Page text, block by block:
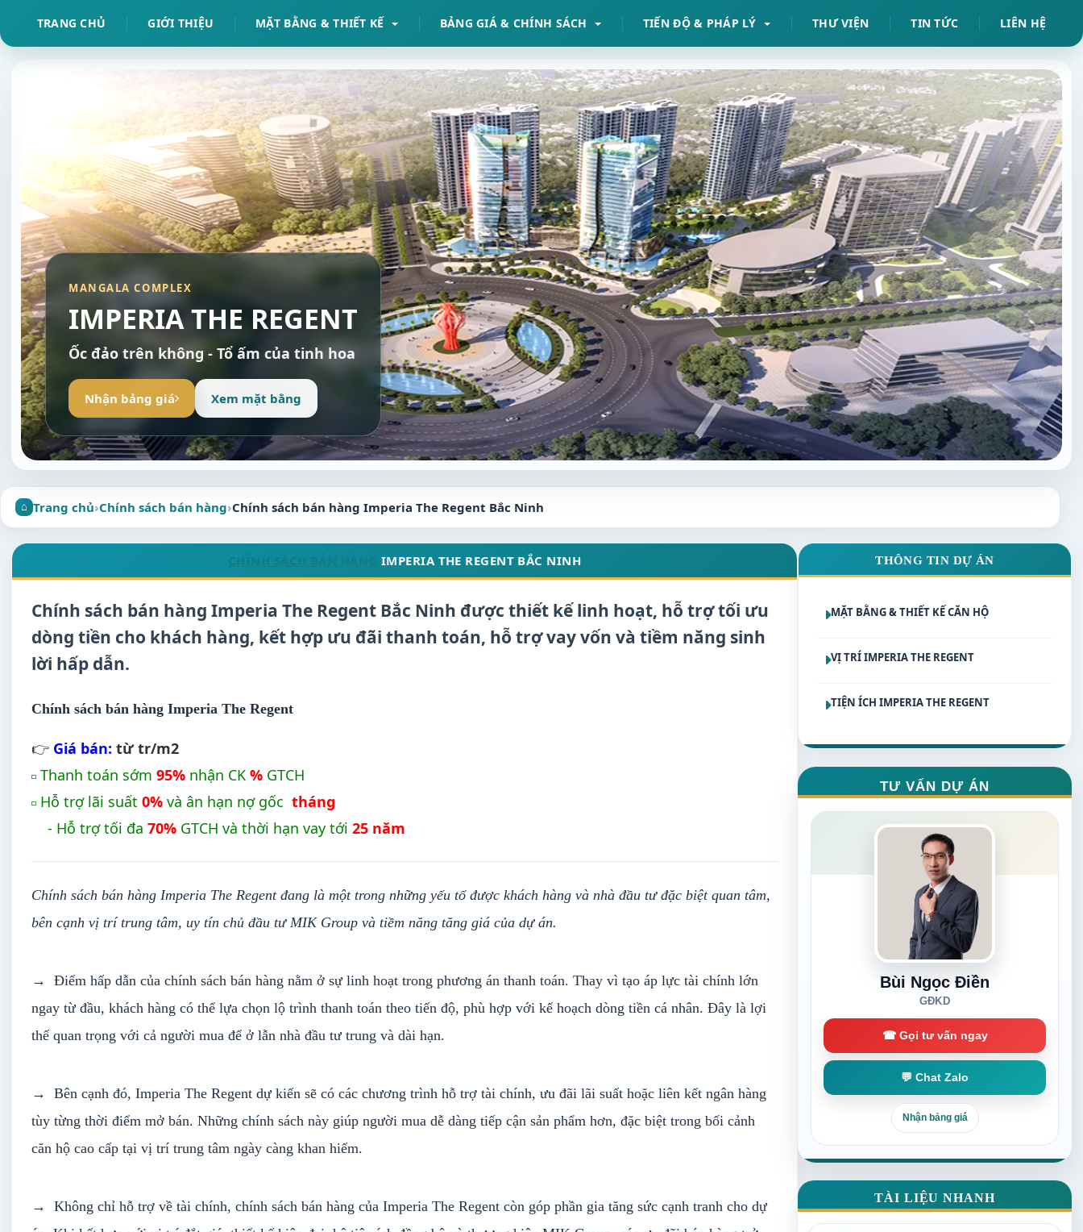
TRANG CHỦ GIỚI THIỆU MẶT BẰNG & THIẾT KẾ BẢNG GIÁ & CHÍNH SÁCH TIẾN ĐỘ & PHÁP LÝ THƯ VIỆN TIN TỨC LIÊN HỆ
MANGALA COMPLEX
IMPERIA THE REGENT
Ốc đảo trên không - Tổ ấm của tinh hoa
Nhận bảng giá Xem mặt bằng
Trang chủ›Chính sách bán hàng›Chính sách bán hàng Imperia The Regent Bắc Ninh
CHÍNH SÁCH BÁN HÀNG IMPERIA THE REGENT BẮC NINH
Chính sách bán hàng Imperia The Regent Bắc Ninh được thiết kế linh hoạt, hỗ trợ tối ưu
dòng tiền cho khách hàng, kết hợp ưu đãi thanh toán, hỗ trợ vay vốn và tiềm năng sinh
lời hấp dẫn.
Chính sách bán hàng Imperia The Regent
👉 Giá bán: từ tr/m2
◽ Thanh toán sớm 95% nhận CK % GTCH
◽ Hỗ trợ lãi suất 0% và ân hạn nợ gốc tháng
- Hỗ trợ tối đa 70% GTCH và thời hạn vay tới 25 năm
Chính sách bán hàng Imperia The Regent đang là một trong những yếu tố được khách hàng và nhà đầu tư đặc biệt quan tâm,
bên cạnh vị trí trung tâm, uy tín chủ đầu tư MIK Group và tiềm năng tăng giá của dự án.
→ Điểm hấp dẫn của chính sách bán hàng nằm ở sự linh hoạt trong phương án thanh toán. Thay vì tạo áp lực tài chính lớn
ngay từ đầu, khách hàng có thể lựa chọn lộ trình thanh toán theo tiến độ, phù hợp với kế hoạch dòng tiền cá nhân. Đây là lợi
thế quan trọng với cả người mua để ở lẫn nhà đầu tư trung và dài hạn.
→ Bên cạnh đó, Imperia The Regent dự kiến sẽ có các chương trình hỗ trợ tài chính, ưu đãi lãi suất hoặc liên kết ngân hàng
tùy từng thời điểm mở bán. Những chính sách này giúp người mua dễ dàng tiếp cận sản phẩm hơn, đặc biệt trong bối cảnh
căn hộ cao cấp tại vị trí trung tâm ngày càng khan hiếm.
→ Không chỉ hỗ trợ về tài chính, chính sách bán hàng của Imperia The Regent còn góp phần gia tăng sức cạnh tranh cho dự
THÔNG TIN DỰ ÁN
MẶT BẰNG & THIẾT KẾ CĂN HỘ
VỊ TRÍ IMPERIA THE REGENT
TIỆN ÍCH IMPERIA THE REGENT
TƯ VẤN DỰ ÁN
Bùi Ngọc Điền
GĐKD
☎ Gọi tư vấn ngay
💬 Chat Zalo
Nhận bảng giá
TÀI LIỆU NHANH